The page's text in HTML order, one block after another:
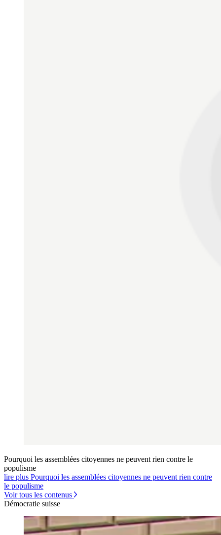
Pourquoi les assemblées citoyennes ne peuvent rien contre le
populisme
lire plus Pourquoi les assemblées citoyennes ne peuvent rien contre
le populisme
Voir tous les contenus
Démocratie suisse